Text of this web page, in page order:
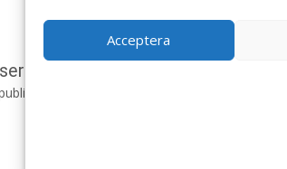
Acceptera
”Kramis Dino (pistage) –